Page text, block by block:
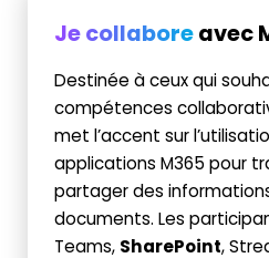
Je collabore avec
Destinée à ceux qui
compétences
met l’accent sur
applications M365 pour
partager des
documents. Les
Teams, SharePoint,